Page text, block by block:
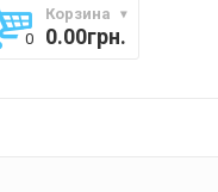
Корзина
0.00грн.